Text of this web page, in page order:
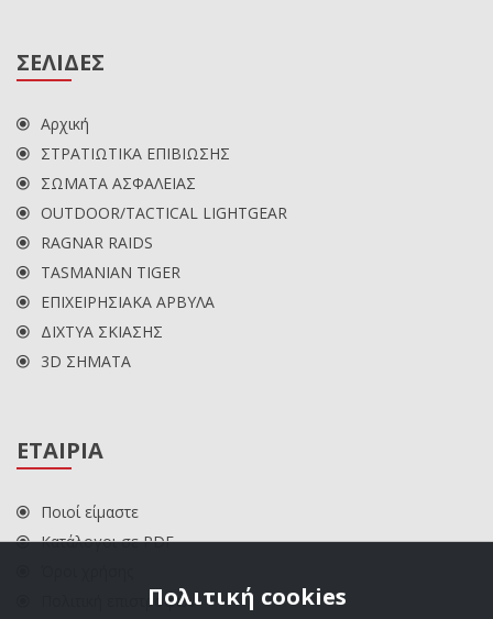
ΣΕΛΙΔΕΣ
Αρχική
ΣΤΡΑΤΙΩΤΙΚΑ ΕΠΙΒΙΩΣΗΣ
ΣΩΜΑΤΑ ΑΣΦΑΛΕΙΑΣ
OUTDOOR/TACTICAL LIGHTGEAR
RAGNAR RAIDS
TASMANIAN TIGER
ΕΠΙΧΕΙΡΗΣΙΑΚΑ ΑΡΒΥΛΑ
ΔΙΧΤΥΑ ΣΚΙΑΣΗΣ
3D ΣΗΜΑΤΑ
ΕΤΑΙΡΙΑ
Ποιοί είμαστε
Κατάλογοι σε PDF
Πολιτική επιστροφώνΠολιτική cookies